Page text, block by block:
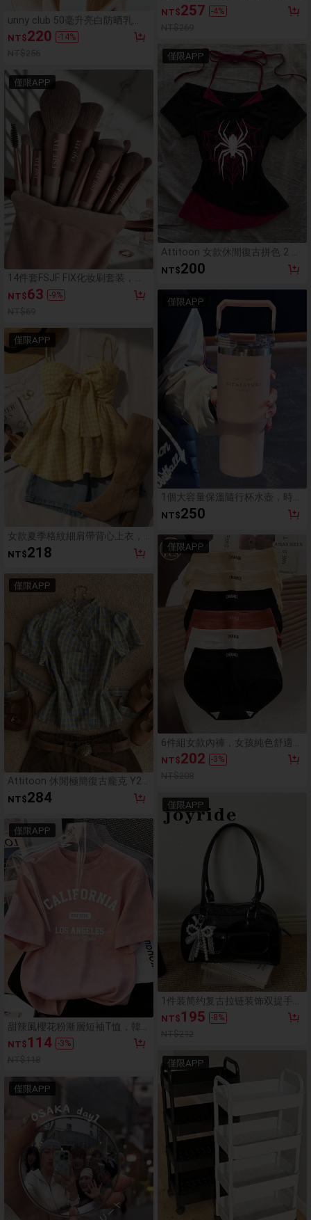
unny club 50毫升亮白防晒乳
液，妆前乳，SPF 50，乳霜质
地，含2%烟酰胺，提亮肤色，清
肤成分
NT$220 -14%
僅限APP
14件套FSJF FIX化妆刷套装，包
含眼影刷、粉底刷、BB霜刷和遮
瑕刷。这是一款专为女性设计的
行、度假、海滩使用，也是送给
女性和女孩的绝佳礼物。适合夏
季、开学季或用作地毯。其他相
关产品包括化妆刷套装、化妆刷
套装、全套化妆刷套装和化妆礼
品套装。
NT$63 -9%
僅限APP
女款夏季格紋細肩帶背心上衣，
適合度假、畢業季、婚禮、返
校，復古風，寬鬆下擺，黃色休
NT$218
僅限APP
Attitoon 休閒極簡復古龐克 Y2K
百搭派對藍黃格紋女款襯衫，音
樂節、哥德風、夏季穿搭
NT$284
僅限APP
甜辣風櫻花粉漸層短袖T恤，韓
版寬鬆字母印花上衣，Ins美學休
閒夏季Y2K風格
NT$114 -3%
僅限APP
闲日常通勤百搭彩色不对称纽扣
条纹宽松衬衫 春季
NT$257 -4%
僅限APP
Attitoon 女款休閒復古拼色 2 合
1 蜘蛛圖案 V 領掛脖綁帶短袖 T
恤，適合夏季
NT$200
僅限APP
1個大容量保溫隨行杯水壺，時尚
設計附手把，可裝熱水，加厚吸
管杯，適合居家與返校使用，美
NT$250
僅限APP
6件組女款內褲，女孩純色舒適無
縫透氣內衣，日常穿著
NT$202 -3%
僅限APP
1件装简约复古拉链装饰双提手女
士日常休闲通勤手提包
NT$195 -8%
僅限APP